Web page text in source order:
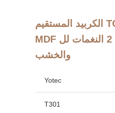
6/8/10/12 ملم شيك TCT الكربيد المستقيم
الجهاز التوجيه بيت 2 النغمات لل MDF
والخشب
Yotec
T301